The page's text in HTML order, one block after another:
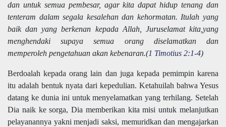
dan untuk semua pembesar, agar kita dapat hidup tenang dan
tenteram dalam segala kesalehan dan kehormatan. Itulah yang
baik dan yang berkenan kepada Allah, Juruselamat kita,yang
menghendaki supaya semua orang diselamatkan dan
memperoleh pengetahuan akan kebenaran.(1 Timotius 2:1-4)
Berdoalah kepada orang lain dan juga kepada pemimpin karena
itu adalah bentuk nyata dari kepedulian. Ketahuilah bahwa Yesus
datang ke dunia ini untuk menyelamatkan yang terhilang. Setelah
Dia naik ke sorga, Dia memberikan kita misi untuk melanjutkan
pelayanannya yakni menjadi saksi, memuridkan dan mengajarkan